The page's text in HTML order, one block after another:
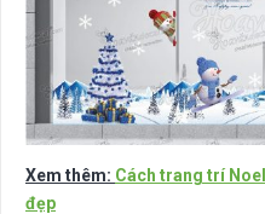
Xem thêm: Cách trang trí
đẹp